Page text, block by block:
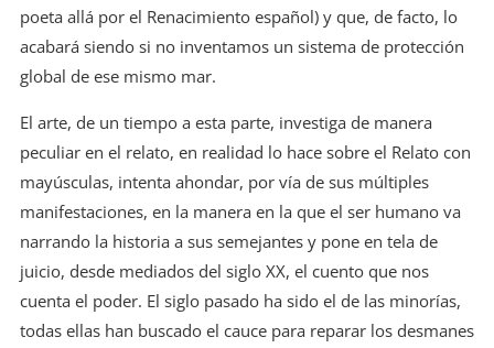
poeta allá por el Renacimiento español) y que, de facto, lo
acabará siendo si no inventamos un sistema de protección
global de ese mismo mar.
El arte, de un tiempo a esta parte, investiga de manera
peculiar en el relato, en realidad lo hace sobre el Relato con
mayúsculas, intenta ahondar, por vía de sus múltiples
manifestaciones, en la manera en la que el ser humano va
narrando la historia a sus semejantes y pone en tela de
juicio, desde mediados del siglo XX, el cuento que nos
cuenta el poder. El siglo pasado ha sido el de las minorías,
todas ellas han buscado el cauce para reparar los desmanes